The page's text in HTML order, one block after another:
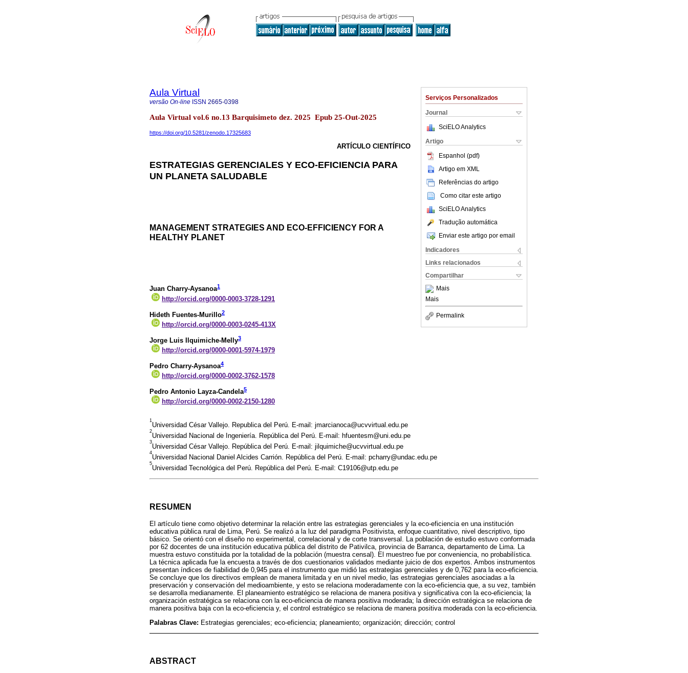
Serviços Personalizados
Journal
SciELO Analytics
Artigo
Espanhol (pdf)
Artigo em XML
Referências do artigo
Como citar este artigo
SciELO Analytics
Tradução automática
Enviar este artigo por email
Indicadores
Links relacionados
Compartilhar
Mais
Mais
Permalink
Aula Virtual
versão On-line ISSN 2665-0398
Aula Virtual vol.6 no.13 Barquisimeto dez. 2025 Epub 25-Out-2025
https://doi.org/10.5281/zenodo.17325683
ARTÍCULO CIENTÍFICO
ESTRATEGIAS GERENCIALES Y ECO-EFICIENCIA PARA
UN PLANETA SALUDABLE
MANAGEMENT STRATEGIES AND ECO-EFFICIENCY FOR A
HEALTHY PLANET
Juan Charry-Aysanoa1
http://orcid.org/0000-0003-3728-1291
Hideth Fuentes-Murillo2
http://orcid.org/0000-0003-0245-413X
Jorge Luis Ilquimiche-Melly3
http://orcid.org/0000-0001-5974-1979
Pedro Charry-Aysanoa4
http://orcid.org/0000-0002-3762-1578
Pedro Antonio Layza-Candela5
http://orcid.org/0000-0002-2150-1280
1
Universidad César Vallejo. Republica del Perú. E-mail: jmarcianoca@ucvvirtual.edu.pe
2
Universidad Nacional de Ingeniería. República del Perú. E-mail: hfuentesm@uni.edu.pe
3
Universidad César Vallejo. República del Perú. E-mail: jilquimiche@ucvvirtual.edu.pe
4
Universidad Nacional Daniel Alcides Carrión. República del Perú. E-mail: pcharry@undac.edu.pe
5
Universidad Tecnológica del Perú. República del Perú. E-mail: C19106@utp.edu.pe
RESUMEN
El artículo tiene como objetivo determinar la relación entre las estrategias gerenciales y la eco-eficiencia en una institución
educativa pública rural de Lima, Perú. Se realizó a la luz del paradigma Positivista, enfoque cuantitativo, nivel descriptivo, tipo
básico. Se orientó con el diseño no experimental, correlacional y de corte transversal. La población de estudio estuvo conformada
por 62 docentes de una institución educativa pública del distrito de Pativilca, provincia de Barranca, departamento de Lima. La
muestra estuvo constituida por la totalidad de la población (muestra censal). El muestreo fue por conveniencia, no probabilística.
La técnica aplicada fue la encuesta a través de dos cuestionarios validados mediante juicio de dos expertos. Ambos instrumentos
presentan índices de fiabilidad de 0,945 para el instrumento que midió las estrategias gerenciales y de 0,762 para la eco-eficiencia.
Se concluye que los directivos emplean de manera limitada y en un nivel medio, las estrategias gerenciales asociadas a la
preservación y conservación del medioambiente, y esto se relaciona moderadamente con la eco-eficiencia que, a su vez, también
se desarrolla medianamente. El planeamiento estratégico se relaciona de manera positiva y significativa con la eco-eficiencia; la
organización estratégica se relaciona con la eco-eficiencia de manera positiva moderada; la dirección estratégica se relaciona de
manera positiva baja con la eco-eficiencia y, el control estratégico se relaciona de manera positiva moderada con la eco-eficiencia.
Palabras Clave: Estrategias gerenciales; eco-eficiencia; planeamiento; organización; dirección; control
ABSTRACT